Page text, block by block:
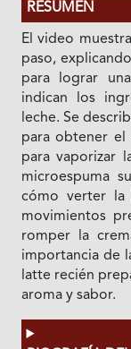
RESUMEN
El video
paso,
para lograr
indican los
leche. Se
para obtener el
para vaporizar
microespuma
cómo verter la
movimientos
romper la
importancia de
latte recién
aroma y sabor.